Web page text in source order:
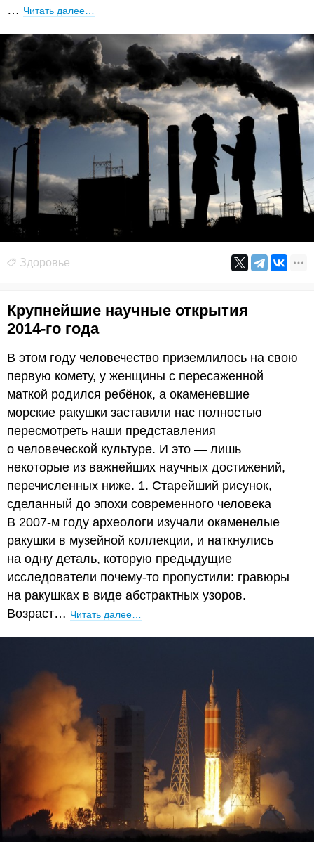
… Читать далее…
Здоровье
Крупнейшие научные открытия
2014-го года
В этом году человечество приземлилось на свою
первую комету, у женщины с пересаженной
маткой родился ребёнок, а окаменевшие
морские ракушки заставили нас полностью
пересмотреть наши представления
о человеческой культуре. И это — лишь
некоторые из важнейших научных достижений,
перечисленных ниже. 1. Старейший рисунок,
сделанный до эпохи современного человека
В 2007-м году археологи изучали окаменелые
ракушки в музейной коллекции, и наткнулись
на одну деталь, которую предыдущие
исследователи почему-то пропустили: гравюры
на ракушках в виде абстрактных узоров.
Возраст… Читать далее…